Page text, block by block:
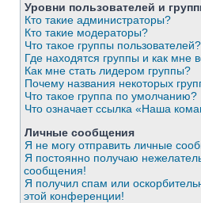
Уровни пользователей и
Кто такие администраторы?
Кто такие модераторы?
Что такое группы пользователей?
Где находятся группы и как мне
Как мне стать лидером группы?
Почему названия некоторых
Что такое группа по умолчанию?
Что означает ссылка «Наша
Личные сообщения
Я не могу отправить личные
Я постоянно получаю
сообщения!
Я получил спам или
этой конференции!